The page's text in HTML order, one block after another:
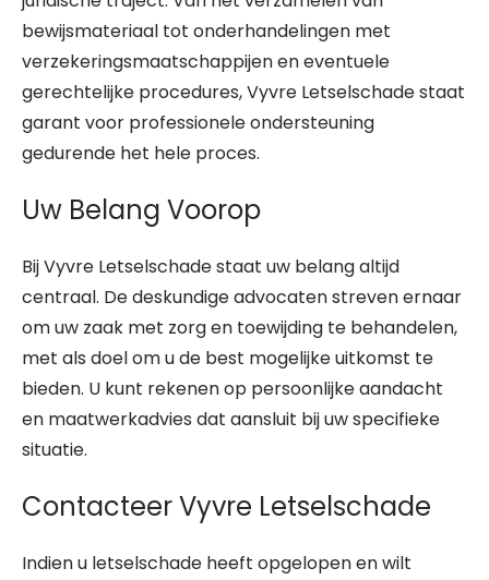
bewijsmateriaal tot onderhandelingen met
verzekeringsmaatschappijen en eventuele
gerechtelijke procedures, Vyvre Letselschade staat
garant voor professionele ondersteuning
gedurende het hele proces.
Uw Belang Voorop
Bij Vyvre Letselschade staat uw belang altijd
centraal. De deskundige advocaten streven ernaar
om uw zaak met zorg en toewijding te behandelen,
met als doel om u de best mogelijke uitkomst te
bieden. U kunt rekenen op persoonlijke aandacht
en maatwerkadvies dat aansluit bij uw specifieke
situatie.
Contacteer Vyvre Letselschade
Indien u letselschade heeft opgelopen en wilt